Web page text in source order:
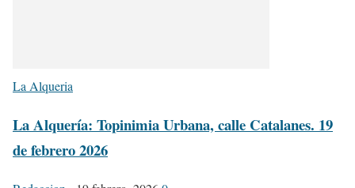
La Alqueria
La Alquería: Topinimia Urbana, calle Catalanes. 19
de febrero 2026